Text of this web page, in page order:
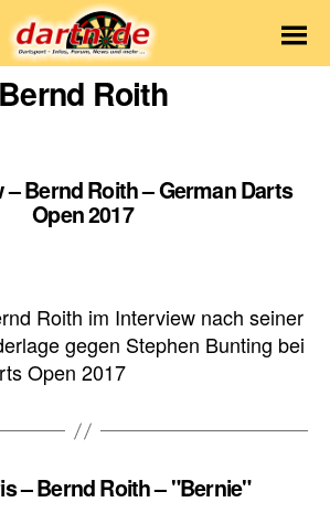
Dartn.de
Bernd Roith
– Bernd Roith – German Darts
Open 2017
Roith im Interview nach seiner
gegen Stephen Bunting bei
Open 2017
– Bernd Roith – "Bernie"